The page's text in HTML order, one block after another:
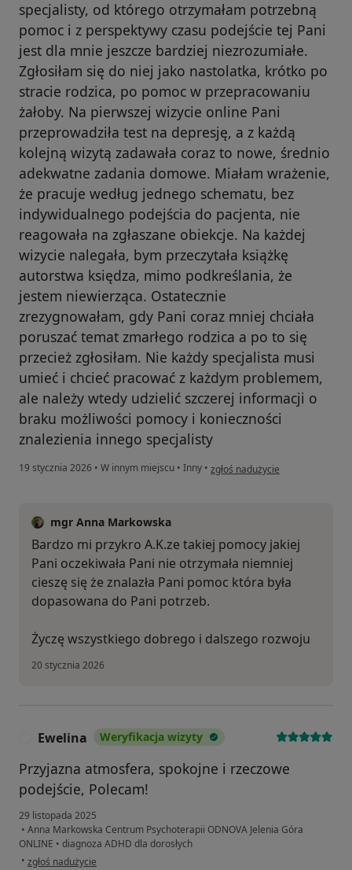
specjalisty, od którego otrzymałam potrzebną
pomoc i z perspektywy czasu podejście tej Pani
jest dla mnie jeszcze bardziej niezrozumiałe.
Zgłosiłam się do niej jako nastolatka, krótko po
stracie rodzica, po pomoc w przepracowaniu
żałoby. Na pierwszej wizycie online Pani
przeprowadziła test na depresję, a z każdą
kolejną wizytą zadawała coraz to nowe, średnio
adekwatne zadania domowe. Miałam wrażenie,
że pracuje według jednego schematu, bez
indywidualnego podejścia do pacjenta, nie
reagowała na zgłaszane obiekcje. Na każdej
wizycie nalegała, bym przeczytała książkę
autorstwa księdza, mimo podkreślania, że
jestem niewierząca. Ostatecznie
zrezygnowałam, gdy Pani coraz mniej chciała
poruszać temat zmarłego rodzica a po to się
przecież zgłosiłam. Nie każdy specjalista musi
umieć i chcieć pracować z każdym problemem,
ale należy wtedy udzielić szczerej informacji o
braku możliwości pomocy i konieczności
znalezienia innego specjalisty
19 stycznia 2026 • W innym miejscu • Inny • w opinii użytkownika A.K
zgłoś nadużycie
mgr Anna Markowska
Bardzo mi przykro A.K.ze takiej pomocy jakiej
Pani oczekiwała Pani nie otrzymała niemniej
cieszę się że znalazła Pani pomoc która była
dopasowana do Pani potrzeb.
Życzę wszystkiego dobrego i dalszego rozwoju
20 stycznia 2026
Ewelina Weryfikacja wizyty
Przyjazna atmosfera, spokojne i rzeczowe
podejście, Polecam!
29 listopada 2025
• Anna Markowska Centrum Psychoterapii ODNOVA Jelenia Góra
ONLINE • diagnoza ADHD dla dorosłych
• w opinii użytkownika Ewelina
zgłoś nadużycie